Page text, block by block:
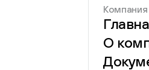
Компания
О